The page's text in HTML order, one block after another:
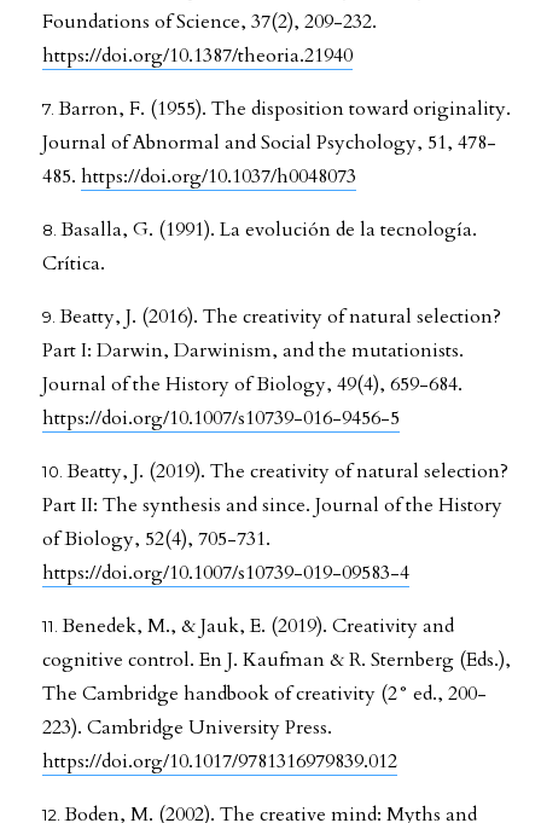
Foundations of Science, 37(2), 209-232.
https://doi.org/10.1387/theoria.21940
Barron, F. (1955). The disposition toward originality.
Journal of Abnormal and Social Psychology, 51, 478-
485. https://doi.org/10.1037/h0048073
Basalla, G. (1991). La evolución de la tecnología.
Crítica.
Beatty, J. (2016). The creativity of natural selection?
Part I: Darwin, Darwinism, and the mutationists.
Journal of the History of Biology, 49(4), 659-684.
https://doi.org/10.1007/s10739-016-9456-5
Beatty, J. (2019). The creativity of natural selection?
Part II: The synthesis and since. Journal of the History
of Biology, 52(4), 705-731.
https://doi.org/10.1007/s10739-019-09583-4
Benedek, M., & Jauk, E. (2019). Creativity and
cognitive control. En J. Kaufman & R. Sternberg (Eds.),
The Cambridge handbook of creativity (2° ed., 200-
223). Cambridge University Press.
https://doi.org/10.1017/9781316979839.012
Boden, M. (2002). The creative mind: Myths and